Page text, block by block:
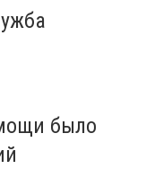
было